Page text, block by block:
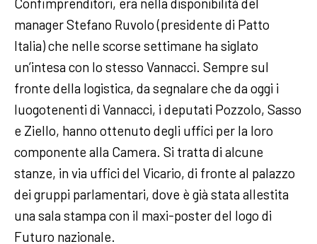
manager Stefano Ruvolo (presidente di Patto
Italia) che nelle scorse settimane ha siglato
un’intesa con lo stesso Vannacci. Sempre sul
fronte della logistica, da segnalare che da oggi i
luogotenenti di Vannacci, i deputati Pozzolo, Sasso
e Ziello, hanno ottenuto degli uffici per la loro
componente alla Camera. Si tratta di alcune
stanze, in via uffici del Vicario, di fronte al palazzo
dei gruppi parlamentari, dove è già stata allestita
una sala stampa con il maxi-poster del logo di
Futuro nazionale.